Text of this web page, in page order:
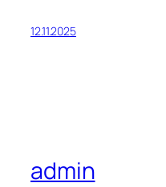
12.11.2025
admin